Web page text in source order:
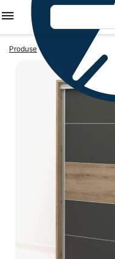
Produse Dulapuri usi glisante